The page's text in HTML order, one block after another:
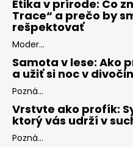
Etika v prírode: Čo
Trace“ a prečo by
rešpektovať
Moder...
Samota v lese: Ako
a užiť si noc v
Pozná...
Vrstvte ako profík:
ktorý vás udrží v
Pozná...